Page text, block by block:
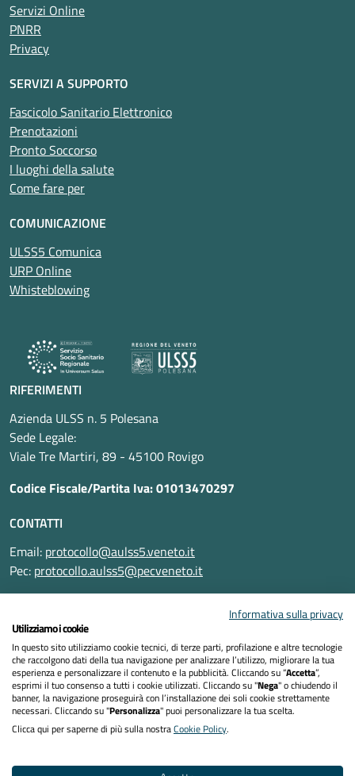
Servizi Online
PNRR
Privacy
SERVIZI A SUPPORTO
Fascicolo Sanitario Elettronico
Prenotazioni
Pronto Soccorso
I luoghi della salute
Come fare per
COMUNICAZIONE
ULSS5 Comunica
URP Online
Whisteblowing
RIFERIMENTI
Azienda ULSS n. 5 Polesana
Sede Legale:
Viale Tre Martiri, 89 - 45100 Rovigo
Codice Fiscale/Partita Iva: 01013470297
CONTATTI
Email: protocollo@aulss5.veneto.it
Pec: protocollo.aulss5@pecveneto.it
Informativa privacy
Dichiarazione di accessibilità
Informativa sulla privacy
Utilizziamo i cookie
In questo sito utilizziamo cookie tecnici, di terze parti, profilazione e altre tecnologie
che raccolgono dati della tua navigazione per analizzare l’utilizzo, migliorare la tua
esperienza e personalizzare il contenuto e la pubblicità. Cliccando su “Accetta”,
esprimi il tuo consenso a tutti i cookie utilizzati. Cliccando su "Nega" o chiudendo il
banner, la navigazione proseguirà con l’installazione dei soli cookie strettamente
necessari. Cliccando su "Personalizza" puoi personalizzare la tua scelta.
Clicca qui per saperne di più sulla nostraCookie Policy.